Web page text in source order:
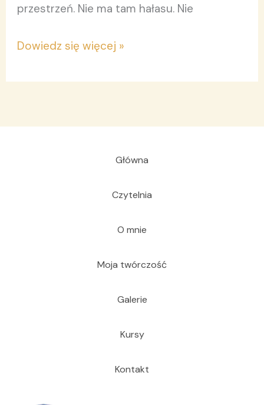
przestrzeń. Nie ma tam hałasu. Nie
Dowiedz się więcej »
Główna
Czytelnia
O mnie
Moja twórczość
Galerie
Kursy
Kontakt